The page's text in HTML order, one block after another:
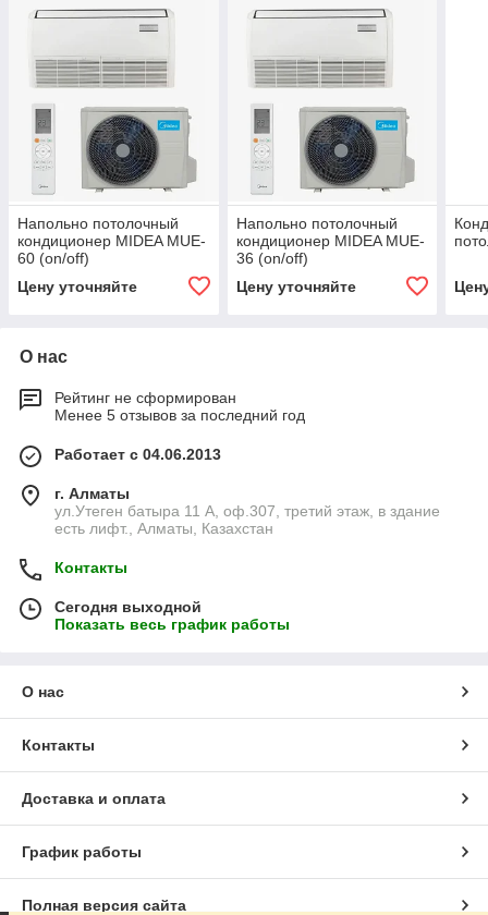
Напольно потолочный
кондиционер MIDEA MUE-
60 (on/off)
Цену уточняйте
Напольно потолочный
кондиционер MIDEA MUE-
36 (on/off)
Цену уточняйте
О нас
Рейтинг не сформирован
Менее 5 отзывов за последний год
Работает с 04.06.2013
г. Алматы
ул.Утеген батыра 11 А, оф.307, третий этаж, в здание
есть лифт., Алматы, Казахстан
Контакты
Сегодня выходной
Показать весь график работы
О нас
Контакты
Доставка и оплата
График работы
Полная версия сайта